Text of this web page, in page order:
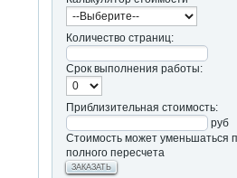
Количество страниц:
Срок выполнения работы:
Приблизительная стоимость:
руб
Стоимость может уменьшаться
полного пересчета
ЗАКАЗАТЬ